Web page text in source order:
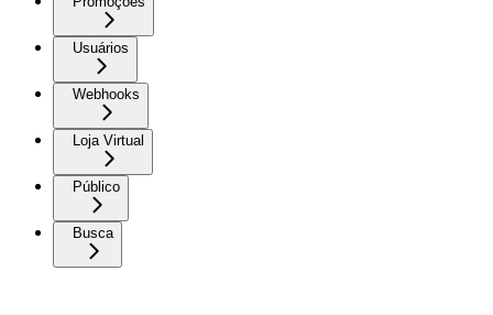
Usuários
Webhooks
Loja Virtual
Público
Busca